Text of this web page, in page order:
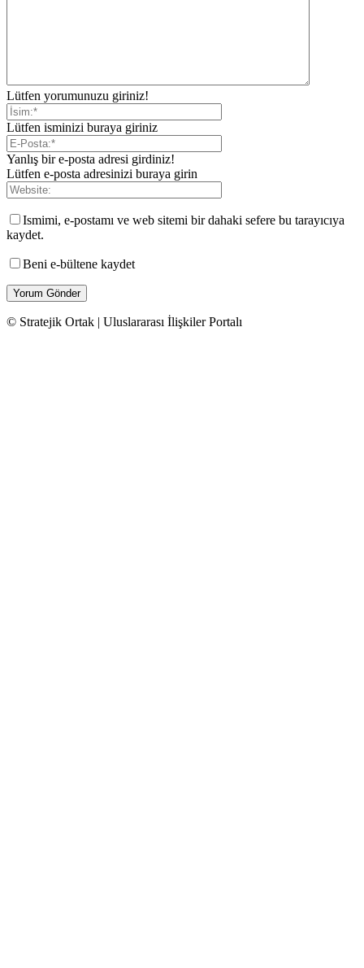
Lütfen yorumunuzu giriniz!
Lütfen isminizi buraya giriniz
Yanlış bir e-posta adresi girdiniz!
Lütfen e-posta adresinizi buraya girin
Ismimi, e-postamı ve web sitemi bir dahaki sefere bu tarayıcıya
kaydet.
Beni e-bültene kaydet
© Stratejik Ortak | Uluslararası İlişkiler Portalı